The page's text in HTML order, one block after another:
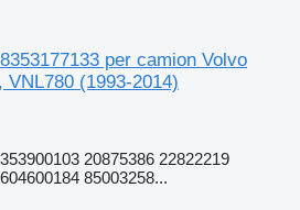
per camion Volvo
VNL780 (1993-2014)
20875386 22822219
85003258...